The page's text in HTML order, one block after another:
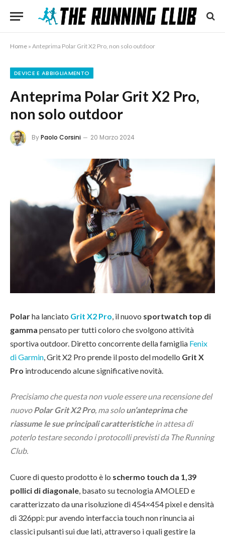
Home » Anteprima Polar Grit X2 Pro, non solo outdoor
DEVICE E ABBIGLIAMENTO
Anteprima Polar Grit X2 Pro,
non solo outdoor
ByPaolo Corsini 20 Marzo 2024
Polarha lanciato Grit X2 Pro , il nuovo sportwatch top di
gamma pensato per tutti coloro che svolgono attività
sportiva outdoor. Diretto concorrente della famiglia Fenix
di Garmin , Grit X2 Pro prende il posto del modello Grit X
Pro introducendo alcune significative novità.
Precisiamo che questa non vuole essere una recensione del
nuovoPolar Grit X2 Pro, ma soloun’anteprima che
riassume le sue principali caratteristichein attesa di
poterlo testare secondo i protocolli previsti da The Running
Club.
Cuore di questo prodotto è lo schermo touch da 1,39
pollici di diagonale, basato su tecnologia AMOLED e
caratterizzato da una risoluzione di 454×454 pixel e densità
di 326ppi: pur avendo interfaccia touch non rinuncia ai
classici pulsanti sui due lati, attraverso i quali gestire la